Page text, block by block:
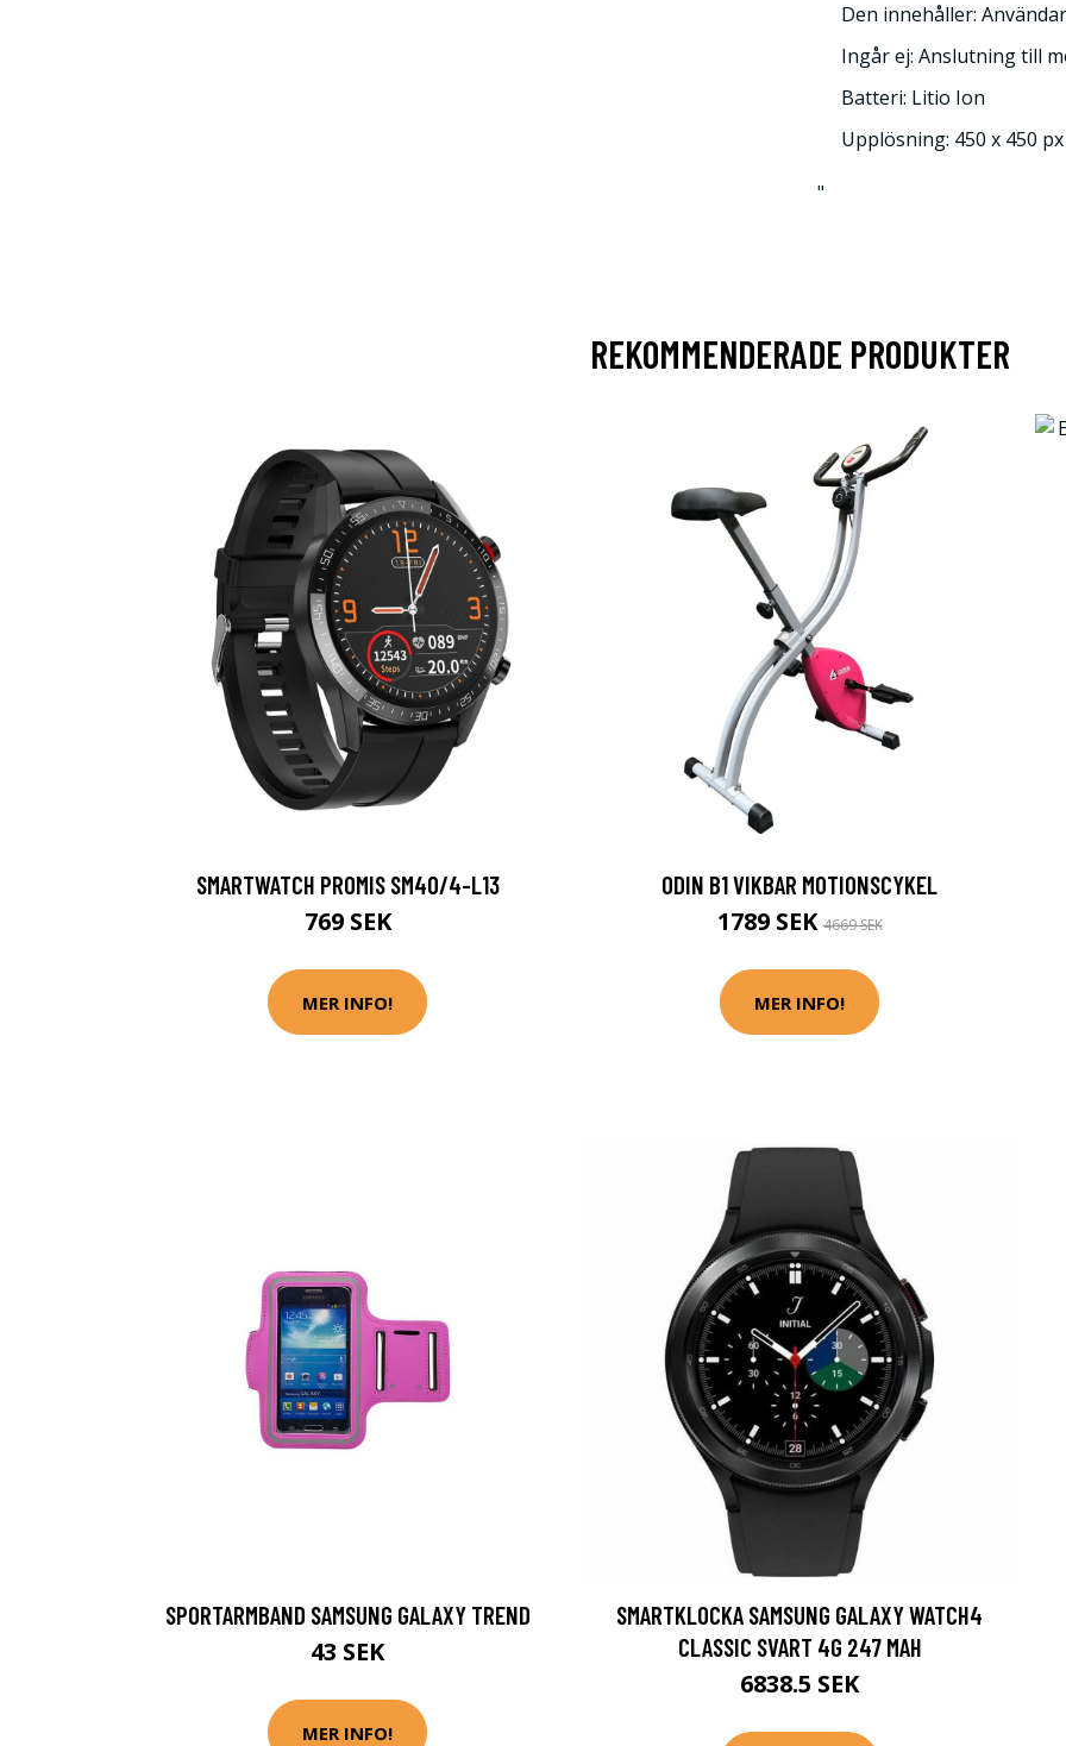
Den innehåller:
Ingår ej: Anslutning till
Batteri: Litio Ion
Upplösning: 450 x 450 px
"
REKOMMENDERADE PRODUKTER
SMARTWATCH PROMIS SM40/4-L13
769 SEK
MER INFO!
ODIN B1 VIKBAR MOTIONSCYKEL
1789 SEK4669 SEK
MER INFO!
SPORTARMBAND SAMSUNG GALAXY TREND
43 SEK
MER INFO!
SMARTKLOCKA SAMSUNG GALAXY WATCH4
CLASSIC SVART 4G 247 MAH
6838.5 SEK